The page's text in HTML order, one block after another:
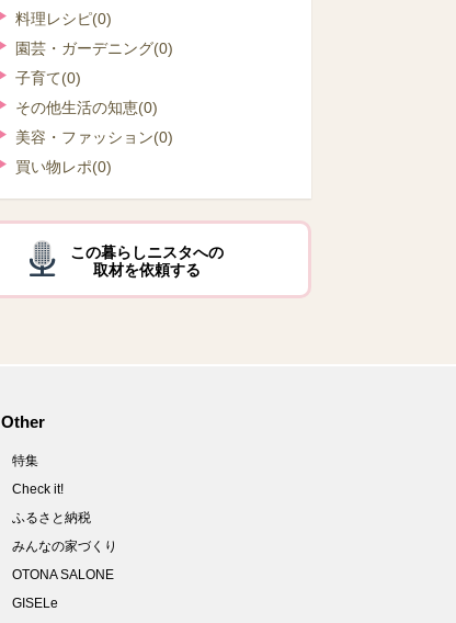
料理レシピ(0)
園芸・ガーデニング(0)
子育て(0)
その他生活の知恵(0)
美容・ファッション(0)
買い物レポ(0)
この暮らしニスタへの
取材を依頼する
Other
特集
Check it!
ふるさと納税
みんなの家づくり
OTONA SALONE
GISELe